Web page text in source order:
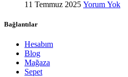
11 Temmuz 2025 Yorum Yok
Bağlantılar
Hesabım
Blog
Mağaza
Sepet